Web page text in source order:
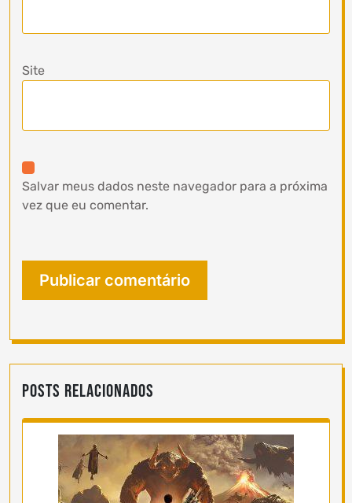
Site
Salvar meus dados neste navegador para a próxima
vez que eu comentar.
Posts Relacionados